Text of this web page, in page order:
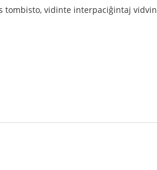
vidinte interpaciĝintaj